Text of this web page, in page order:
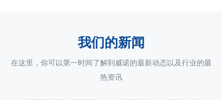
我们的新闻
在这里，你可以第一时间了解到威诺的最新动态以及行业的最
热资讯